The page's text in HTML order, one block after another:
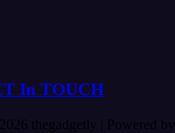
In TOUCH
thegadgetly | Powered by